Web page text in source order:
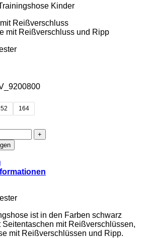
Kinder
Reißverschluss
mit Reißverschluss und Ripp
164
ist in den Farben schwarz
mit Reißverschlüssen,
mit Reißverschlüssen und Ripp.